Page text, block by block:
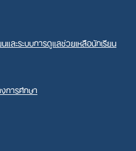
ละระบบการดูแลช่วยเหลือนักเรียน
การศึกษา